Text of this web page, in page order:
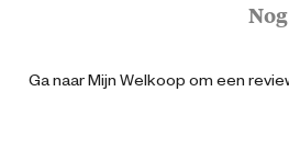
Ga naar Mijn Welkoop om een